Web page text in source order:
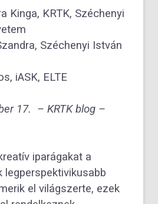
Kinga, KRTK, Széchenyi
Széchenyi István
iASK, ELTE
17. – KRTK blog –
iparágakat a
legperspektivikusabb
el világszerte, ezek